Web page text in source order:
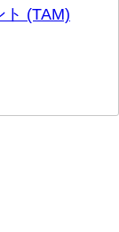
ト (TAM)